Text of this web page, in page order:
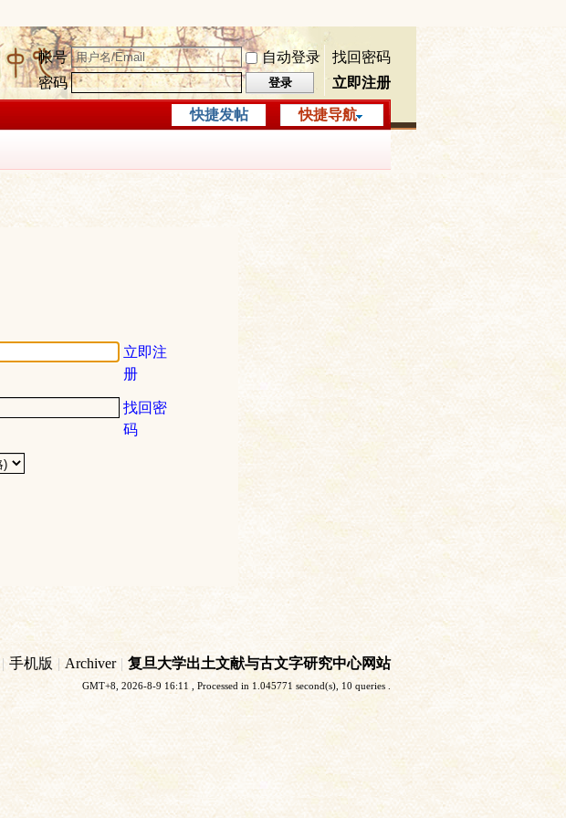
帐号 自动登录
找回密码
密码
登录 立即注册
快捷导航
快捷发帖
立即注
册
找回密
码
| 手机版 | Archiver | 复旦大学出土文献与古文字研究中心网站
GMT+8, 2026-8-9 16:11 , Processed in 1.045771 second(s), 10 queries .